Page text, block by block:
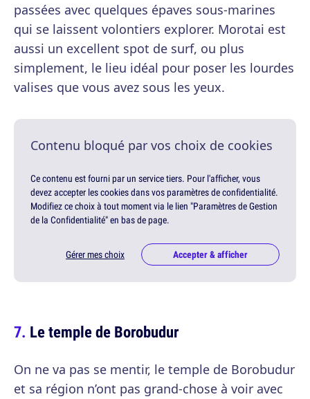
passées avec quelques épaves sous-marines
qui se laissent volontiers explorer. Morotai est
aussi un excellent spot de surf, ou plus
simplement, le lieu idéal pour poser les lourdes
valises que vous avez sous les yeux.
Contenu bloqué par vos choix de cookies
Ce contenu est fourni par un service tiers. Pour l'afficher, vous
devez accepter les cookies dans vos paramètres de confidentialité.
Modifiez ce choix à tout moment via le lien "Paramètres de Gestion
de la Confidentialité" en bas de page.
Gérer mes choix Accepter & afficher
Le temple de Borobudur
On ne va pas se mentir, le temple de Borobudur
et sa région n’ont pas grand-chose à voir avec